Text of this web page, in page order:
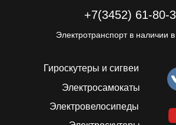
Гироскутеры и сигвеи
Электросамокаты
Электровелосипеды
+7(3452) 61-80-
Электротранспорт в наличии